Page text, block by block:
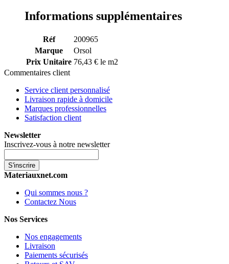
Informations supplémentaires
Réf
200965
Marque
Orsol
Prix Unitaire 76,43 € le m2
Commentaires client
Service client personnalisé
Livraison rapide à domicile
Marques professionnelles
Satisfaction client
Newsletter
Inscrivez-vous à notre newsletter
S'inscrire
Materiauxnet.com
Qui sommes nous ?
Contactez Nous
Nos Services
Nos engagements
Livraison
Paiements sécurisés